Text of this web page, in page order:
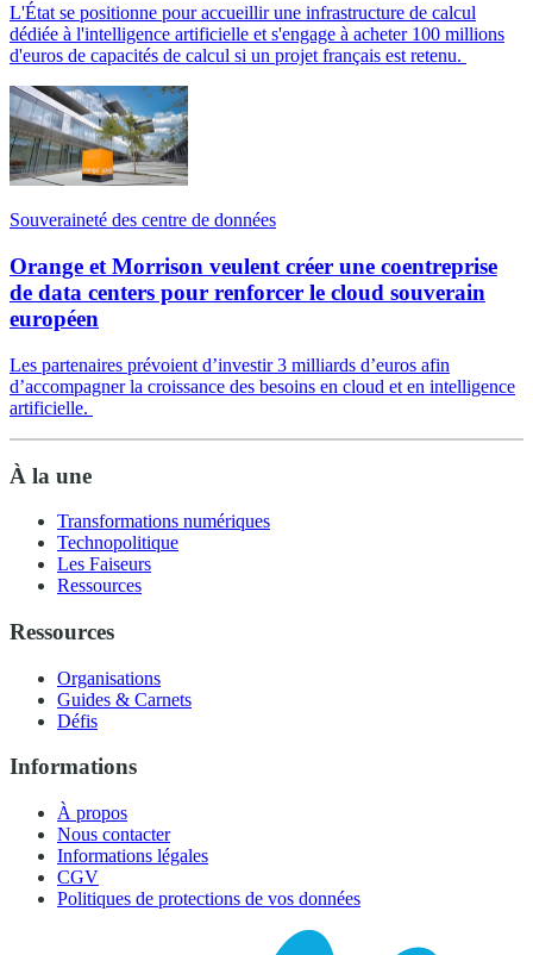
L'État se positionne pour accueillir une infrastructure de calcul
dédiée à l'intelligence artificielle et s'engage à acheter 100 millions
d'euros de capacités de calcul si un projet français est retenu.
Souveraineté des centre de données
Orange et Morrison veulent créer une coentreprise
de data centers pour renforcer le cloud souverain
européen
Les partenaires prévoient d’investir 3 milliards d’euros afin
d’accompagner la croissance des besoins en cloud et en intelligence
artificielle.
À la une
Transformations numériques
Technopolitique
Les Faiseurs
Ressources
Ressources
Organisations
Guides & Carnets
Défis
Informations
À propos
Nous contacter
Informations légales
CGV
Politiques de protections de vos données